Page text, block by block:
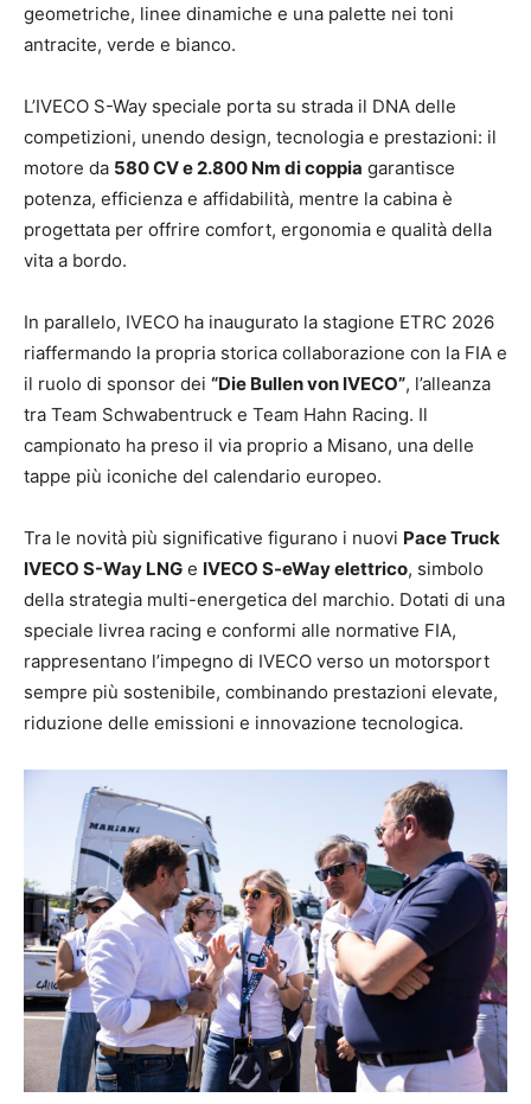
geometriche, linee dinamiche e una palette nei toni
antracite, verde e bianco.
L’IVECO S-Way speciale porta su strada il DNA delle
competizioni, unendo design, tecnologia e prestazioni: il
motore da 580 CV e 2.800 Nm di coppia garantisce
potenza, efficienza e affidabilità, mentre la cabina è
progettata per offrire comfort, ergonomia e qualità della
vita a bordo.
In parallelo, IVECO ha inaugurato la stagione ETRC 2026
riaffermando la propria storica collaborazione con la FIA e
il ruolo di sponsor dei “Die Bullen von IVECO”, l’alleanza
tra Team Schwabentruck e Team Hahn Racing. Il
campionato ha preso il via proprio a Misano, una delle
tappe più iconiche del calendario europeo.
Tra le novità più significative figurano i nuovi Pace Truck
IVECO S-Way LNG e IVECO S-eWay elettrico, simbolo
della strategia multi-energetica del marchio. Dotati di una
speciale livrea racing e conformi alle normative FIA,
rappresentano l’impegno di IVECO verso un motorsport
sempre più sostenibile, combinando prestazioni elevate,
riduzione delle emissioni e innovazione tecnologica.